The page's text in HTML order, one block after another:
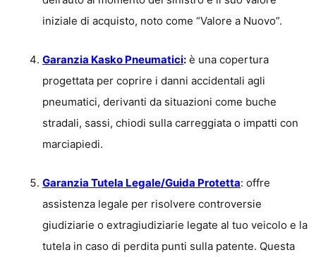
iniziale di acquisto, noto come “Valore a Nuovo”.
Garanzia Kasko Pneumatici: è una copertura
progettata per coprire i danni accidentali agli
pneumatici, derivanti da situazioni come buche
stradali, sassi, chiodi sulla carreggiata o impatti con
marciapiedi.
Garanzia Tutela Legale/Guida Protetta: offre
assistenza legale per risolvere controversie
giudiziarie o extragiudiziarie legate al tuo veicolo e la
tutela in caso di perdita punti sulla patente. Questa